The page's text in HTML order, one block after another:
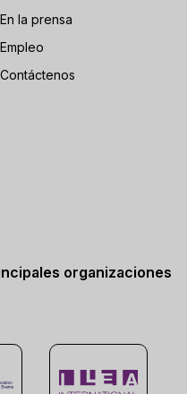
En la prensa
Empleo
Contáctenos
organizaciones